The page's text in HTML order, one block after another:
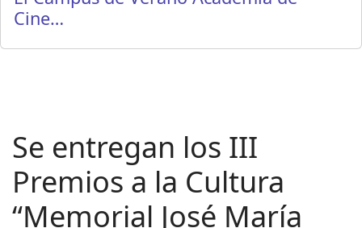
Cine…
Se entregan los III
Premios a la Cultura
“Memorial José María